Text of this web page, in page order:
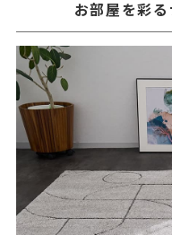
お部屋を彩